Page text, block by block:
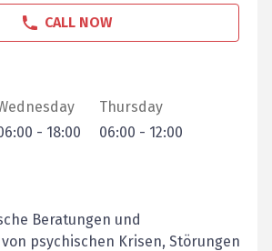
CALL NOW
- 18:00
Thursday
06:00 - 12:00
Beratungen und
psychischen Krisen, Störungen